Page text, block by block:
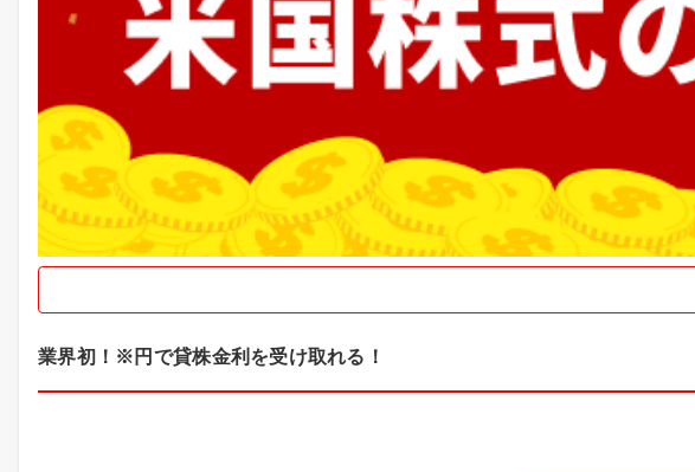
業界初！※円で貸株金利を受け取れる！